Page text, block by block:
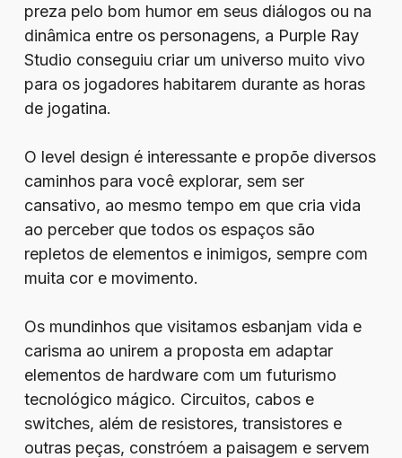
preza pelo bom humor em seus diálogos ou na
dinâmica entre os personagens, a Purple Ray
Studio conseguiu criar um universo muito vivo
para os jogadores habitarem durante as horas
de jogatina.
O level design é interessante e propõe diversos
caminhos para você explorar, sem ser
cansativo, ao mesmo tempo em que cria vida
ao perceber que todos os espaços são
repletos de elementos e inimigos, sempre com
muita cor e movimento.
Os mundinhos que visitamos esbanjam vida e
carisma ao unirem a proposta em adaptar
elementos de hardware com um futurismo
tecnológico mágico. Circuitos, cabos e
switches, além de resistores, transistores e
outras peças, constróem a paisagem e servem